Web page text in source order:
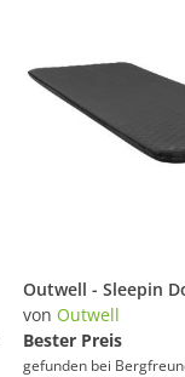
von Outwell
Bester Preis
gefunden bei